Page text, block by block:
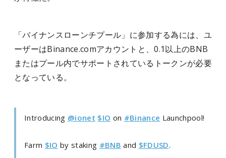
「バイナンスローンチプール」に参加する為には、ユ
ーザーはBinance.comアカウントと、0.1以上のBNB
またはプール内でサポートされているトークンが必要
となっている。
Introducing @ionet $IO on #Binance Launchpool!
Farm $IO by staking #BNB and $FDUSD.